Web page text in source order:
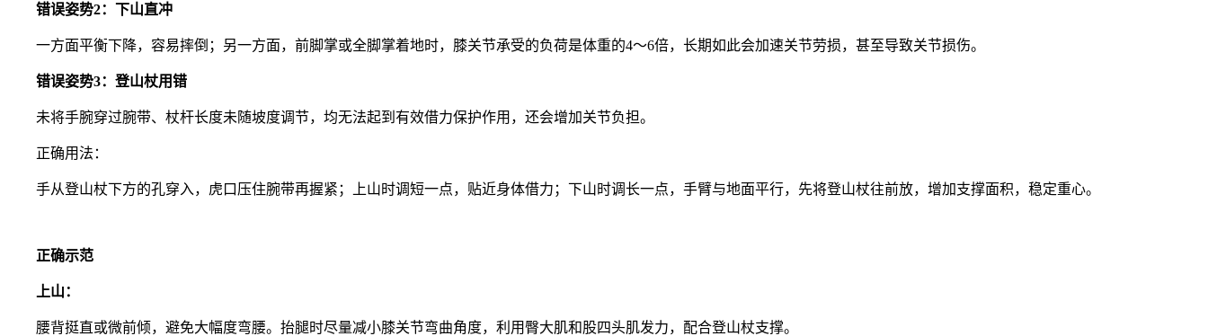
错误姿势2：下山直冲
一方面平衡下降，容易摔倒；另一方面，前脚掌或全脚掌着地时，膝关节承受的负荷是体重的4～6倍，长期如此会加速关节劳损，甚至导致关节损伤。
错误姿势3：登山杖用错
未将手腕穿过腕带、杖杆长度未随坡度调节，均无法起到有效借力保护作用，还会增加关节负担。
正确用法：
手从登山杖下方的孔穿入，虎口压住腕带再握紧；上山时调短一点，贴近身体借力；下山时调长一点，手臂与地面平行，先将登山杖往前放，增加支撑面积，稳定重心。
正确示范
上山：
腰背挺直或微前倾，避免大幅度弯腰。抬腿时尽量减小膝关节弯曲角度，利用臀大肌和股四头肌发力，配合登山杖支撑。